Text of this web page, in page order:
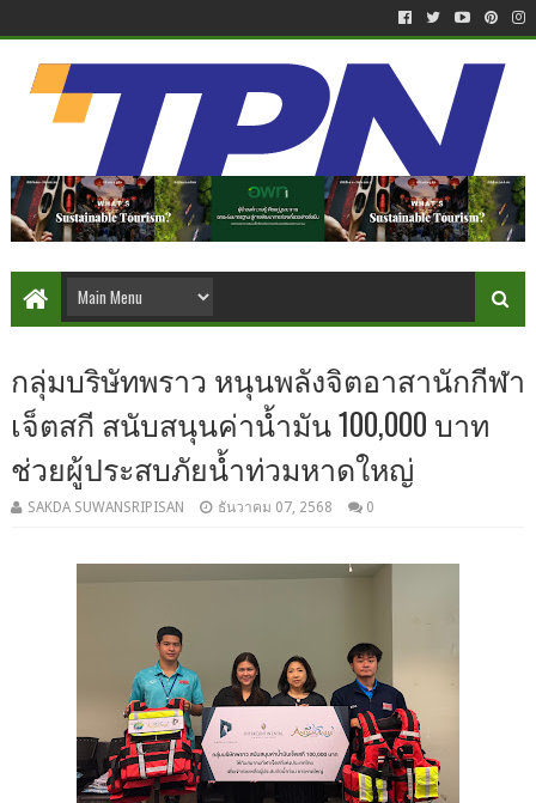
กลุ่มบริษัทพราว หนุนพลังจิตอาสานักกีฬา
เจ็ตสกี สนับสนุนค่าน้ำมัน 100,000 บาท
ช่วยผู้ประสบภัยน้ำท่วมหาดใหญ่
SAKDA SUWANSRIPISAN ธันวาคม 07, 2568 0